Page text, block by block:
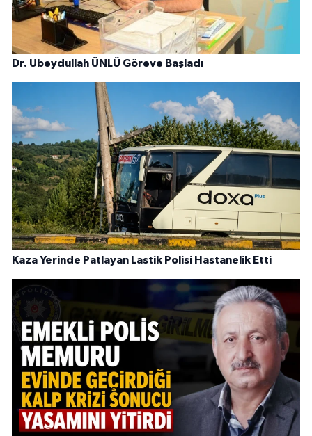
Dr. Ubeydullah ÜNLÜ Göreve Başladı
Kaza Yerinde Patlayan Lastik Polisi Hastanelik Etti